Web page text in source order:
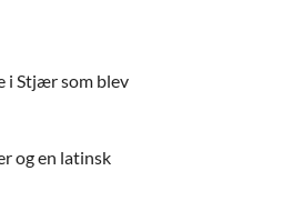
i Stjær som blev
og en latinsk